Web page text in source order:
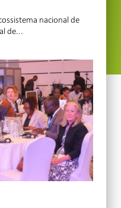
nacional de
de...